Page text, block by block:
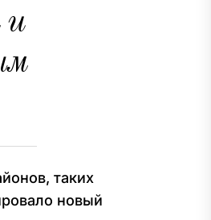
и
таких
новый